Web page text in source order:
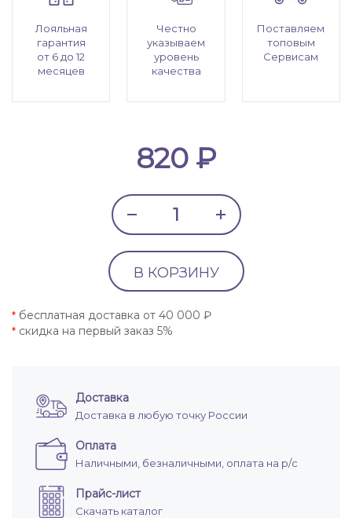
Лояльная
гарантия
от 6 до 12
месяцев
Честно
указываем
уровень
качества
Поставляем
топовым
Сервисам
820 ₽
В КОРЗИНУ
* бесплатная доставка от 40 000 ₽
* скидка на первый заказ 5%
Доставка
Доставка в любую точку России
Оплата
Наличными, безналичными, оплата на р/с
Прайс-лист
Скачать каталог